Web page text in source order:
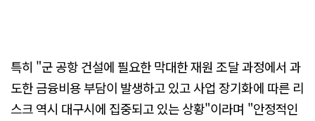
특히 "군 공항 건설에 필요한 막대한 재원 조달 과정에서 과
도한 금융비용 부담이 발생하고 있고 사업 장기화에 따른 리
스크 역시 대구시에 집중되고 있는 상황"이라며 "안정적인